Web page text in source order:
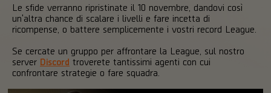
Le sfide verranno ripristinate il 10 novembre, dandovi così
un'altra chance di scalare i livelli e fare incetta di
ricompense, o battere semplicemente i vostri record League.
Se cercate un gruppo per affrontare la League, sul nostro
server Discord troverete tantissimi agenti con cui
confrontare strategie o fare squadra.